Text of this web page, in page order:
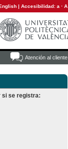
| Accesibilidad: a · A
Atención al cliente
si se registra: